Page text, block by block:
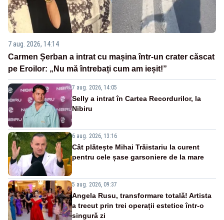
7 aug. 2026, 14:14
Carmen Șerban a intrat cu mașina într-un crater căscat
pe Eroilor: „Nu mă întrebați cum am ieșit!”
7 aug. 2026, 14:05
Selly a intrat în Cartea Recordurilor, la
Nibiru
6 aug. 2026, 13:16
Cât plătește Mihai Trăistariu la curent
pentru cele șase garsoniere de la mare
5 aug. 2026, 09:37
Angela Rusu, transformare totală! Artista
a trecut prin trei operații estetice într-o
singură zi